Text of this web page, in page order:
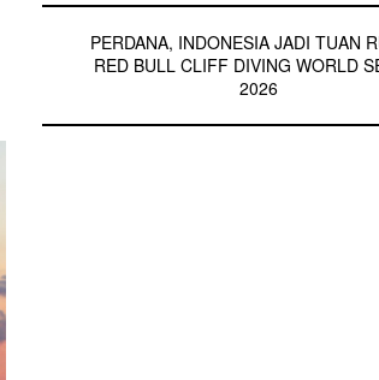
PERDANA, INDONESIA JADI TUAN
RED BULL CLIFF DIVING WORLD
2026